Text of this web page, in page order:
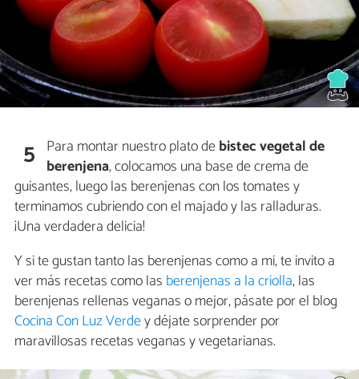
5 Para montar nuestro plato debistec vegetal de
berenjena, colocamos una base de crema de
guisantes, luego las berenjenas con los tomates y
terminamos cubriendo con el majado y las ralladuras.
¡Una verdadera delicia!
Y si te gustan tanto las berenjenas como a mi, te invito a
ver más recetas como las berenjenas a la criolla, las
berenjenas rellenas veganas o mejor, pásate por el blog
Cocina Con Luz Verdey déjate sorprender por
maravillosas recetas veganas y vegetarianas.